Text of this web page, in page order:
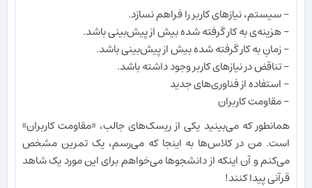
- سيستم، نيازهای کاربر را فراهم نسازد.
- هزینه‌ی به کار گرفته شده بيش از پيش‌بينی باشد.
- زمانِ به کار گرفته شده بيش از پيش‌بينی باشد.
- تناقض در نيازهای کاربر وجود داشته باشد.
- استفاده از فناوری‌های جدید
- مقاومت کاربران
همانطور که می‌بینید یکی از ریسک‌های جالب، «مقاومت کاربران»
است. من در کلاس‌ها به اینجا که می‌رسم، یک تمرین مشخص
می‌کنم و آن اینکه از دانشجوها می‌خواهم برای این مورد یک شاهد
قرآنی پیدا کنند!